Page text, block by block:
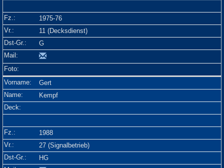
1975-76
11 (Decksdienst)
G
Gert
Kempf
1988
27 (Signalbetrieb)
HG